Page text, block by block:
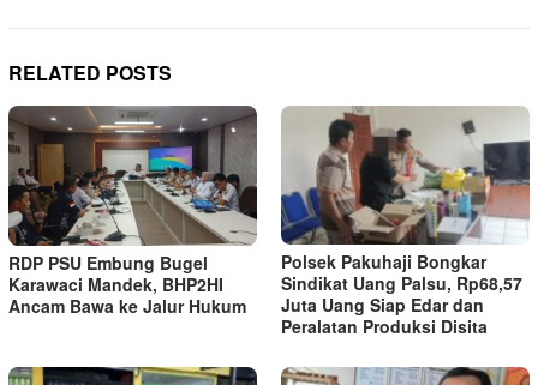
RELATED POSTS
RDP PSU Embung Bugel
Karawaci Mandek, BHP2HI
Ancam Bawa ke Jalur Hukum
Polsek Pakuhaji Bongkar
Sindikat Uang Palsu, Rp68,57
Juta Uang Siap Edar dan
Peralatan Produksi Disita